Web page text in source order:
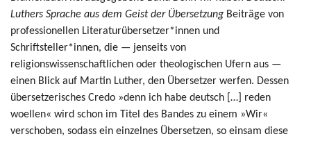
Luthers Sprache aus dem Geist der Übersetzung Beiträge von
professionellen Literaturübersetzer*innen und
Schriftsteller*innen, die — jenseits von
religionswissenschaftlichen oder theologischen Ufern aus —
einen Blick auf Martin Luther, den Übersetzer werfen. Dessen
übersetzerisches Credo »denn ich habe deutsch […] reden
woellen« wird schon im Titel des Bandes zu einem »Wir«
verschoben, sodass ein einzelnes Übersetzen, so einsam diese